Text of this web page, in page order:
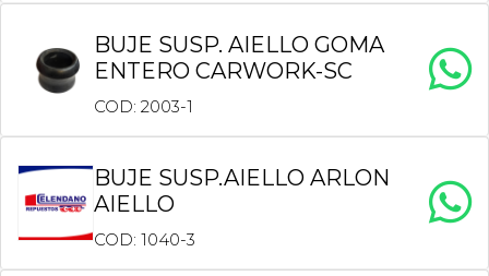
BUJE SUSP. AIELLO GOMA
ENTERO CARWORK-SC
COD: 2003-1
BUJE SUSP.AIELLO ARLON
AIELLO
COD: 1040-3